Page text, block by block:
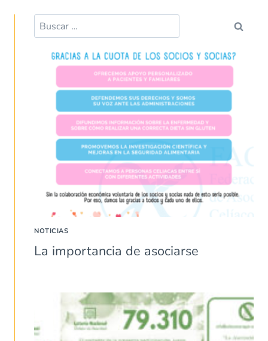
Buscar:
NOTICIAS
La importancia de asociarse